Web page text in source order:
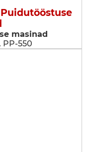
masinad
PP-550